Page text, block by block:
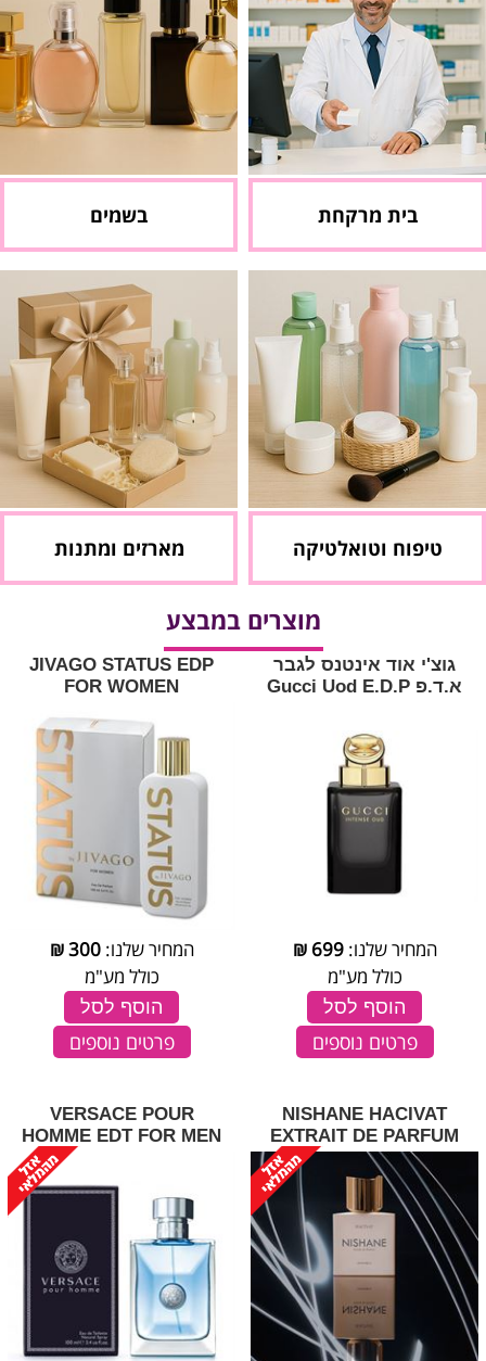
בית מרקחת בשמים
טיפוח וטואלטיקה מארזים ומתנות
מוצרים במבצע
גוצ'י אוד אינטנס לגבר
א.ד.פ Gucci Uod E.D.P
המחיר שלנו:699
₪
כולל מע"מ
הוסף לסל
פרטים נוספים
JIVAGO STATUS EDP
FOR WOMEN
המחיר שלנו:300
₪
כולל מע"מ
הוסף לסל
פרטים נוספים
NISHANE HACIVAT
EXTRAIT DE PARFUM
VERSACE POUR
HOMME EDT FOR MEN